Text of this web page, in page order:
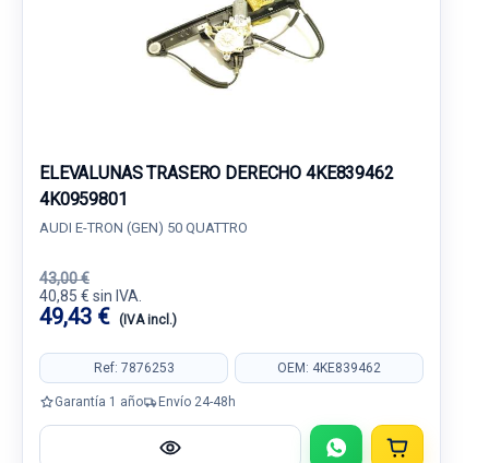
ELEVALUNAS TRASERO DERECHO 4KE839462
4K0959801
AUDI E-TRON (GEN) 50 QUATTRO
43,00 €
40,85 € sin IVA.
49,43 € (IVA incl.)
Ref: 7876253 OEM: 4KE839462
Garantía 1 año Envío 24-48h